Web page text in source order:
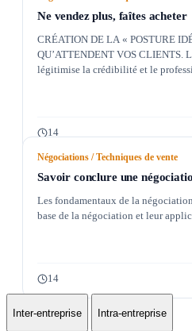
Ne vendez plus, faîtes acheter
CRÉATION DE LA « POSTURE
QU’ATTENDENT VOS CLIENTS.
légitimise la crédibilité et le
14
Négociations / Techniques de vente
Savoir conclure une
Les fondamentaux de la
base de la négociation et leur
14
Inter-entreprise Intra-entreprise